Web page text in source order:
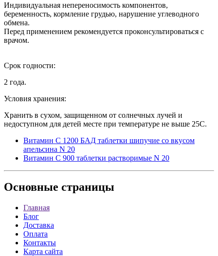
Индивидуальная непереносимость компонентов,
беременность, кормление грудью, нарушение углеводного
обмена.
Перед применением рекомендуется проконсультироваться с
врачом.
Срок годности:
2 года.
Условия хранения:
Хранить в сухом, защищенном от солнечных лучей и
недоступном для детей месте при температуре не выше 25С.
Витамин C 1200 БАД таблетки шипучие со вкусом
апельсина N 20
Витамин С 900 таблетки растворимые N 20
Основные страницы
Главная
Блог
Доставка
Оплата
Контакты
Карта сайта